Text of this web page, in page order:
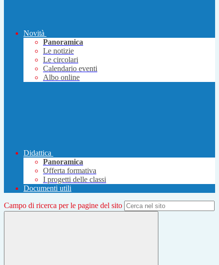
Novità
Panoramica
Le notizie
Le circolari
Calendario eventi
Albo online
Didattica
Panoramica
Offerta formativa
I progetti delle classi
Documenti utili
Campo di ricerca per le pagine del sito